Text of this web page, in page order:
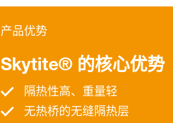
产品优势
Skytite® 的核心优势
隔热性高、重量轻
无热桥的无缝隔热层